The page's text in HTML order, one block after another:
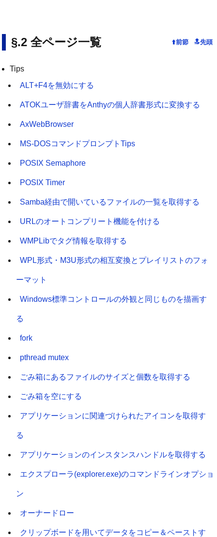
全ページ一覧
Tips
ALT+F4を無効にする
ATOKユーザ辞書をAnthyの個人辞書形式に変換する
AxWebBrowser
MS-DOSコマンドプロンプトTips
POSIX Semaphore
POSIX Timer
Samba経由で開いているファイルの一覧を取得する
URLのオートコンプリート機能を付ける
WMPLibでタグ情報を取得する
WPL形式・M3U形式の相互変換とプレイリストのフォ
ーマット
Windows標準コントロールの外観と同じものを描画す
る
fork
pthread mutex
ごみ箱にあるファイルのサイズと個数を取得する
ごみ箱を空にする
アプリケーションに関連づけられたアイコンを取得す
る
アプリケーションのインスタンスハンドルを取得する
エクスプローラ(explorer.exe)のコマンドラインオプショ
ン
オーナードロー
クリップボードを用いてデータをコピー＆ペーストす